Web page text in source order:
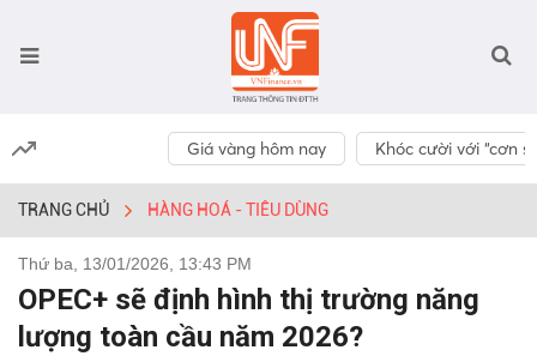
Giá vàng hôm nay Khóc cười với “cơn
TRANG CHỦ HÀNG HOÁ - TIÊU DÙNG
Thứ ba, 13/01/2026, 13:43 PM
OPEC+ sẽ định hình thị trường năng
lượng toàn cầu năm 2026?